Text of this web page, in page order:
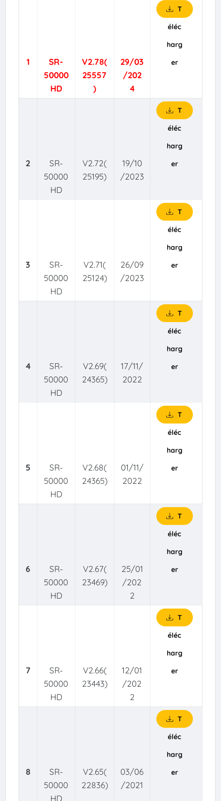
1
SR-
50000
HD
V2.78(
25557
)
29/03
/202
4
T
éléc
harg
er
2
SR-
50000
HD
V2.72(
25195)
19/10
/2023
T
éléc
harg
er
3
SR-
50000
HD
V2.71(
25124)
26/09
/2023
T
éléc
harg
er
4
SR-
50000
HD
V2.69(
24365)
17/11/
2022
T
éléc
harg
er
5
SR-
50000
HD
V2.68(
24365)
01/11/
2022
T
éléc
harg
er
6
SR-
50000
HD
V2.67(
23469)
25/01
/202
2
T
éléc
harg
er
7
SR-
50000
HD
V2.66(
23443)
12/01
/202
2
T
éléc
harg
er
8
SR-
50000
HD
V2.65(
22836)
03/06
/2021
T
éléc
harg
er